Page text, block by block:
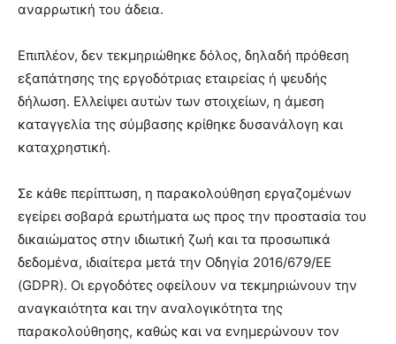
αναρρωτική του άδεια.
Επιπλέον, δεν τεκμηριώθηκε δόλος, δηλαδή πρόθεση
εξαπάτησης της εργοδότριας εταιρείας ή ψευδής
δήλωση. Ελλείψει αυτών των στοιχείων, η άμεση
καταγγελία της σύμβασης κρίθηκε δυσανάλογη και
καταχρηστική.
Σε κάθε περίπτωση, η παρακολούθηση εργαζομένων
εγείρει σοβαρά ερωτήματα ως προς την προστασία του
δικαιώματος στην ιδιωτική ζωή και τα προσωπικά
δεδομένα, ιδιαίτερα μετά την Οδηγία 2016/679/ΕΕ
(GDPR). Οι εργοδότες οφείλουν να τεκμηριώνουν την
αναγκαιότητα και την αναλογικότητα της
παρακολούθησης, καθώς και να ενημερώνουν τον